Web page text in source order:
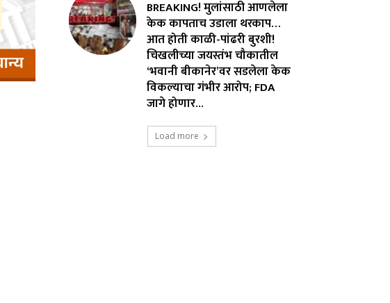
BREAKING! मुलांसाठी आणलेला
केक कापताच उडाला थरकाप…
आत होती काळी-पांढरी बुरशी!
चिखलीच्या जयस्तंभ चौकातील
‘भवानी बीकानेर’वर सडलेला केक
विकल्याचा गंभीर आरोप; FDA
जागे होणार...
Load more